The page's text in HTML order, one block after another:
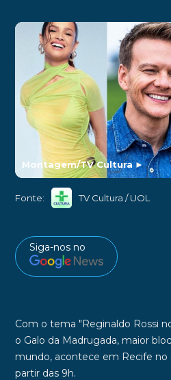
Montagem/TV Cultura►
Fonte: TV Cultura / UOL
Siga-nos no
Com o tema "Reginaldo Rossi
o Galo da Madrugada, maior
mundo, acontece em Recife no
partir das 9h.